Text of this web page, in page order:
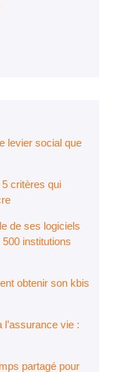
levier social que
critères qui
de ses logiciels
institutions
obtenir son kbis
vie :
partagé pour